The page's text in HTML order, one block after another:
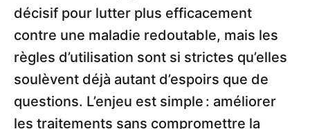
décisif pour lutter plus efficacement
contre une maladie redoutable, mais les
règles d’utilisation sont si strictes qu’elles
soulèvent déjà autant d’espoirs que de
questions. L’enjeu est simple : améliorer
les traitements sans compromettre la